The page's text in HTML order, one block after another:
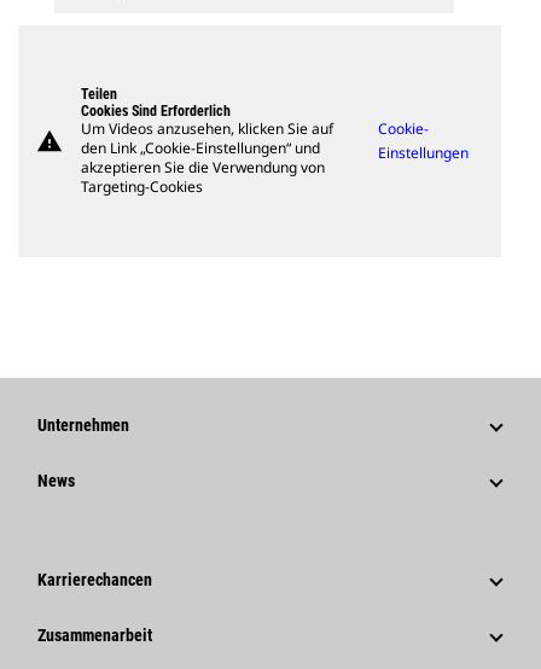
warning
Teilen
Cookies Sind Erforderlich
Um Videos anzusehen, klicken Sie auf
den Link „Cookie-Einstellungen“ und
akzeptieren Sie die Verwendung von
Targeting-Cookies
Cookie-
Einstellungen
Unternehmen
Strategie
Verhaltenskodex
News
Unternehmensweite Pressemitteilungen
Karrierechancen
Warum Caterpillar?
Zusammenarbeit